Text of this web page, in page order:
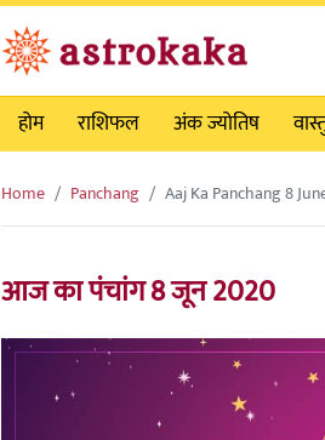
होम
राशिफल अंक ज्योतिष
Home Panchang Aaj Ka Panchang 8
आज का पंचांग 8 जून 2020